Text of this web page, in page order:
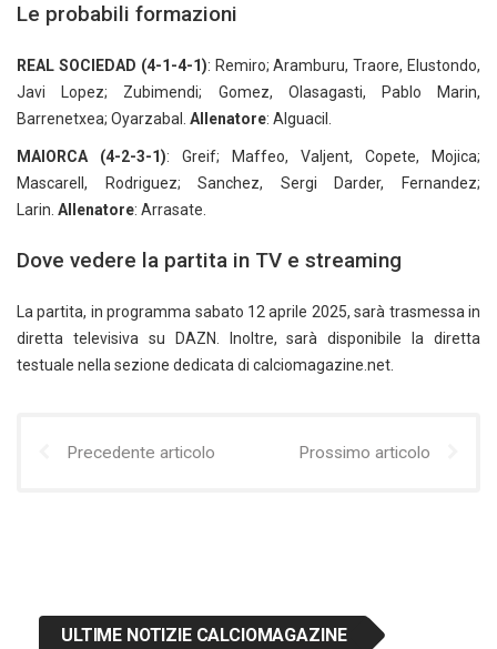
Le probabili formazioni
REAL SOCIEDAD (4-1-4-1): Remiro; Aramburu, Traore, Elustondo,
Javi Lopez; Zubimendi; Gomez, Olasagasti, Pablo Marin,
Barrenetxea; Oyarzabal. Allenatore: Alguacil.
MAIORCA (4-2-3-1): Greif; Maffeo, Valjent, Copete, Mojica;
Mascarell, Rodriguez; Sanchez, Sergi Darder, Fernandez;
Larin. Allenatore: Arrasate.
Dove vedere la partita in TV e streaming
La partita, in programma sabato 12 aprile 2025, sarà trasmessa in
diretta televisiva su DAZN. Inoltre, sarà disponibile la diretta
testuale nella sezione dedicata di calciomagazine.net.
Precedente articolo Prossimo articolo
ULTIME NOTIZIE CALCIOMAGAZINE